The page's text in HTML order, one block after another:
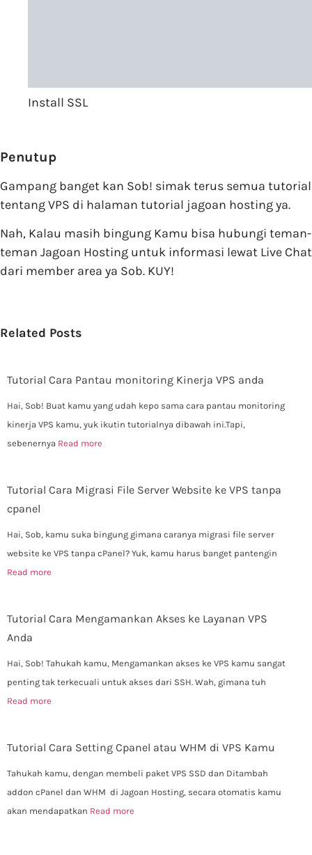
Install SSL
Penutup
Gampang banget kan Sob! simak terus semua tutorial
tentang VPS di halaman tutorial jagoan hosting ya.
Nah, Kalau masih bingung Kamu bisa hubungi teman-
teman Jagoan Hosting untuk informasi lewat Live Chat
dari member area ya Sob. KUY!
Related Posts
Tutorial Cara Pantau monitoring Kinerja VPS anda
Hai, Sob! Buat kamu yang udah kepo sama cara pantau monitoring
kinerja VPS kamu, yuk ikutin tutorialnya dibawah ini.Tapi,
sebenernya Read more
Tutorial Cara Migrasi File Server Website ke VPS tanpa
cpanel
Hai, Sob, kamu suka bingung gimana caranya migrasi file server
website ke VPS tanpa cPanel? Yuk, kamu harus banget pantengin
Read more
Tutorial Cara Mengamankan Akses ke Layanan VPS
Anda
Hai, Sob! Tahukah kamu, Mengamankan akses ke VPS kamu sangat
penting tak terkecuali untuk akses dari SSH. Wah, gimana tuh
Read more
Tutorial Cara Setting Cpanel atau WHM di VPS Kamu
Tahukah kamu, dengan membeli paket VPS SSD dan Ditambah
addon cPanel dan WHM di Jagoan Hosting, secara otomatis kamu
akan mendapatkan Read more